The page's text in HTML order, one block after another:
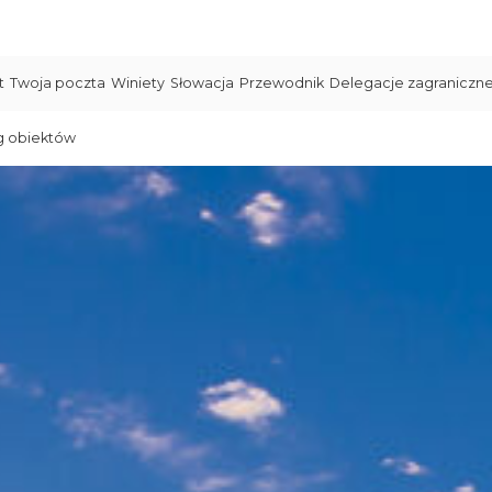
Twoja poczta Winiety Słowacja Przewodnik Delegacje
obiektów